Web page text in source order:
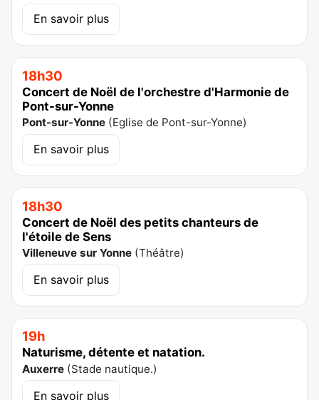
En savoir plus
18h30
Concert de Noël de l'orchestre d'Harmonie de
Pont-sur-Yonne
Pont-sur-Yonne (Eglise de Pont-sur-Yonne)
En savoir plus
18h30
Concert de Noël des petits chanteurs de
l'étoile de Sens
Villeneuve sur Yonne (Théâtre)
En savoir plus
19h
Naturisme, détente et natation.
Auxerre (Stade nautique.)
En savoir plus